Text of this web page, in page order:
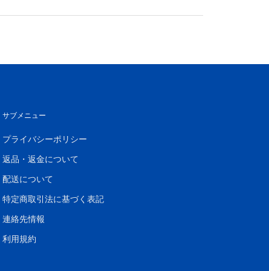
サブメニュー
プライバシーポリシー
返品・返金について
配送について
特定商取引法に基づく表記
連絡先情報
利用規約